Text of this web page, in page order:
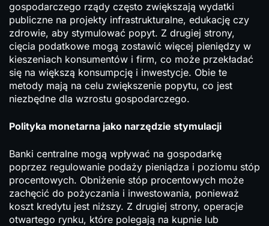
gospodarczego rządy często zwiększają wydatki
publiczne na projekty infrastrukturalne, edukację czy
zdrowie, aby stymulować popyt. Z drugiej strony,
cięcia podatkowe mogą zostawić więcej pieniędzy w
kieszeniach konsumentów i firm, co może przekładać
się na większą konsumpcję i inwestycje. Obie te
metody mają na celu zwiększenie popytu, co jest
niezbędne dla wzrostu gospodarczego.
Polityka monetarna jako narzędzie stymulacji
Banki centralne mogą wpływać na gospodarkę
poprzez regulowanie podaży pieniądza i poziomu stóp
procentowych. Obniżenie stóp procentowych może
zachęcić do pożyczania i inwestowania, ponieważ
koszt kredytu jest niższy. Z drugiej strony, operacje
otwartego rynku, które polegają na kupnie lub